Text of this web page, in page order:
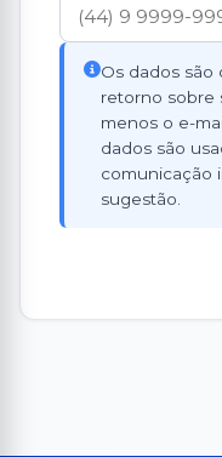
Os dados são
retorno sobre
menos o e-
dados são
comunicação
sugestão.